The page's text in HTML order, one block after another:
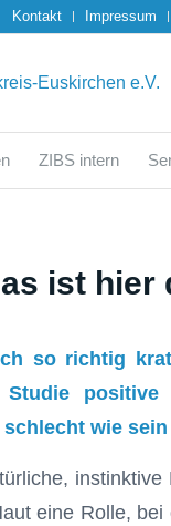
Kontakt Impressum
ZIBS intern
ist hier
so richtig
positive
wie
instinktive
eine Rolle,